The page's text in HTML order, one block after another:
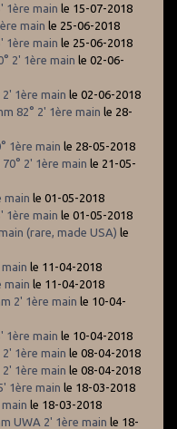
1ère main le 15-07-2018
main le 25-06-2018
1ère main le 25-06-2018
2' 1ère main le 02-06-
2' 1ère main le 02-06-2018
82° 2' 1ère main le 28-
1ère main le 28-05-2018
2' 1ère main le 21-05-
main le 01-05-2018
1ère main le 01-05-2018
(rare, made USA) le
le 11-04-2018
main le 11-04-2018
2' 1ère main le 10-04-
1ère main le 10-04-2018
2' 1ère main le 08-04-2018
2' 1ère main le 08-04-2018
1ère main le 18-03-2018
le 18-03-2018
UWA 2' 1ère main le 18-